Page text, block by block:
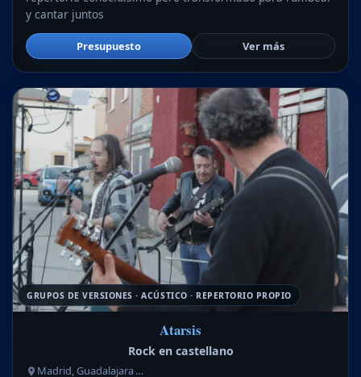
y cantar juntos
Presupuesto Ver más
GRUPOS DE VERSIONES · ACÚSTICO · REPERTORIO PROPIO
Atarsis
Rock en castellano
Madrid, Guadalajara …